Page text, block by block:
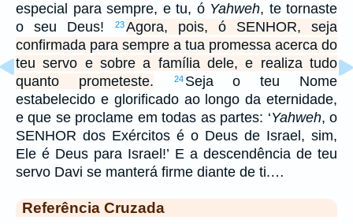
especial para sempre, e tu, ó Yahweh, te tornaste
o seu Deus!
23Agora, pois, ó SENHOR, seja
confirmada para sempre a tua promessa acerca do
teu servo e sobre a família dele, e realiza tudo
quanto prometeste.
24 Seja o teu Nome
estabelecido e glorificado ao longo da eternidade,
e que se proclame em todas as partes: ‘Yahweh, o
SENHOR dos Exércitos é o Deus de Israel, sim,
Ele é Deus para Israel!’ E a descendência de teu
servo Davi se manterá firme diante de ti.…
Referência Cruzada